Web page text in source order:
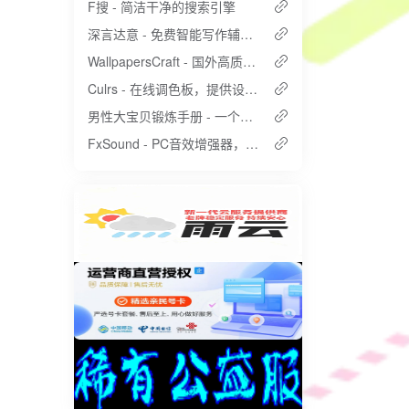
F搜 - 简洁干净的搜索引擎
深言达意 - 免费智能写作辅助工具
WallpapersCraft - 国外高质量壁纸网站
Culrs - 在线调色板，提供设计配色方案
男性大宝贝锻炼手册 - 一个正经的男性锻炼网站
FxSound - PC音效增强器，一个软件，轻松提升数倍音质